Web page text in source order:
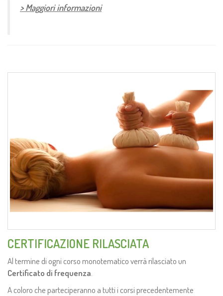
> Maggiori informazioni
CERTIFICAZIONE RILASCIATA
Al termine di ogni corso monotematico verrà rilasciato un
Certificato di frequenza.
A coloro che parteciperanno a tutti i corsi precedentemente